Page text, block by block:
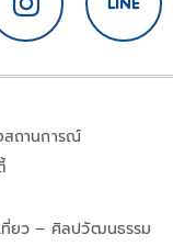
สถานการณ์
ที่ยว – ศิลปวัฒนธรรม